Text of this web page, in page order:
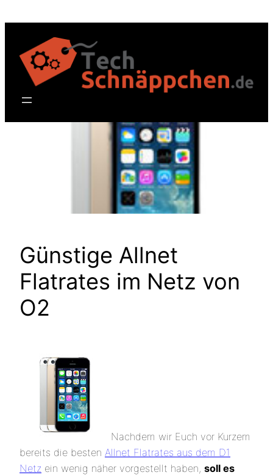
springen
Günstige Allnet
Flatrates im Netz von
O2
Nachdem wir Euch vor Kurzem
bereits die besten Allnet Flatrates aus dem D1
Netz ein wenig näher vorgestellt haben, soll es